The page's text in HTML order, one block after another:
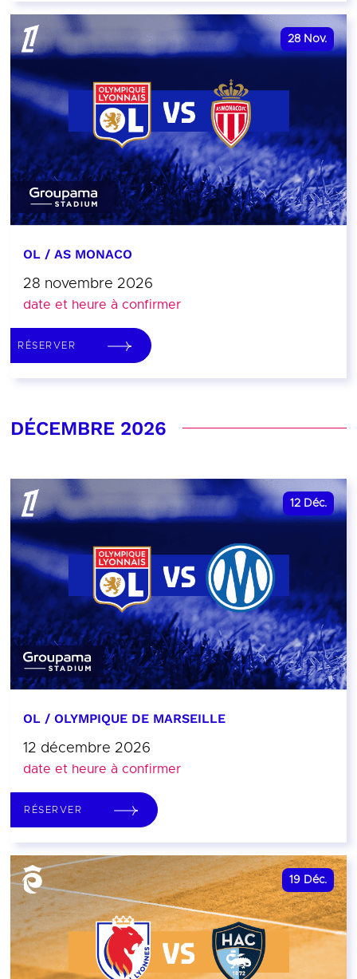
28 Nov.
OL / AS MONACO
28 novembre 2026
date et heure à confirmer
RÉSERVER
DÉCEMBRE 2026
12 Déc.
OL / OLYMPIQUE DE MARSEILLE
12 décembre 2026
date et heure à confirmer
RÉSERVER
19 Déc.